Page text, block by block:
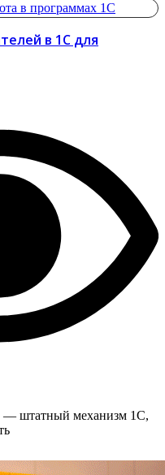
в программах 1С
в 1С для
— штатный механизм 1С,